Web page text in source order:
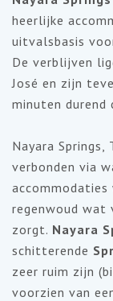
heerlijke
uitvalsbasis
De verblijven
José en zijn
minuten durend
Nayara
verbonden via
accommodaties
regenwoud wat
zorgt. Nayara
schitterende
zeer ruim zijn
voorzien van